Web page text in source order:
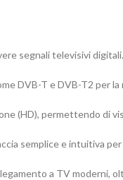
segnali televisivi
DVB-T e DVB-T2 per la
(HD), permettendo di
semplice e intuitiva per
a TV moderni,